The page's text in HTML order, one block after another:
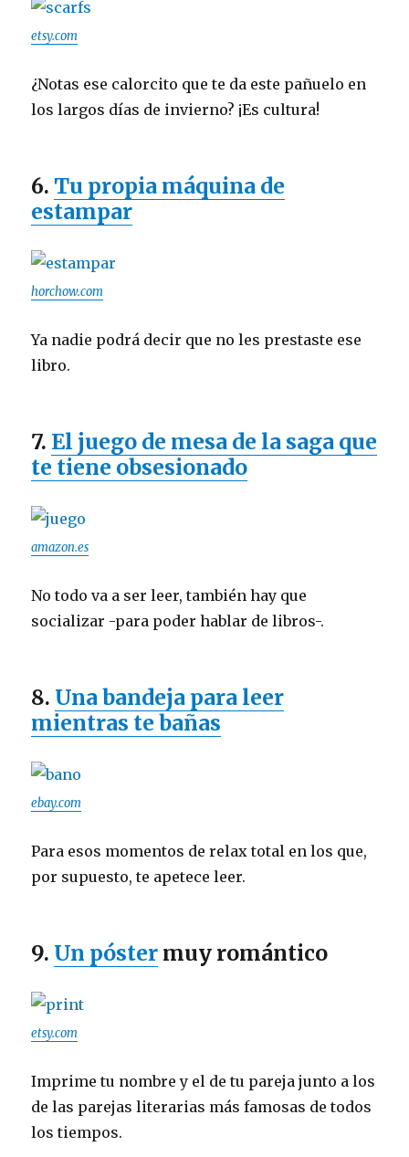
etsy.com
¿Notas ese calorcito que te da este pañuelo en
los largos días de invierno? ¡Es cultura!
6. Tu propia máquina de
estampar
horchow.com
Ya nadie podrá decir que no les prestaste ese
libro.
7. El juego de mesa de la saga que
te tiene obsesionado
amazon.es
No todo va a ser leer, también hay que
socializar -para poder hablar de libros-.
8. Una bandeja para leer
mientras te bañas
ebay.com
Para esos momentos de relax total en los que,
por supuesto, te apetece leer.
9. Un póster muy romántico
etsy.com
Imprime tu nombre y el de tu pareja junto a los
de las parejas literarias más famosas de todos
los tiempos.